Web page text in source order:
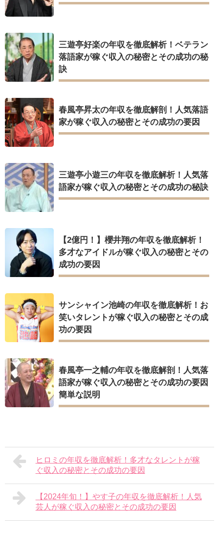
三遊亭好楽の年収を徹底解析！ベテラン
落語家が稼ぐ収入の秘密とその成功の秘
訣
春風亭昇太の年収を徹底解剖！人気落語
家が稼ぐ収入の秘密とその成功の要因
三遊亭小遊三の年収を徹底解析！人気落
語家が稼ぐ収入の秘密とその成功の秘訣
【2億円！】櫻井翔の年収を徹底解析！
多才なアイドルが稼ぐ収入の秘密とその
成功の要因
サンシャイン池崎の年収を徹底解析！お
笑いタレントが稼ぐ収入の秘密とその成
功の要因
春風亭一之輔の年収を徹底解剖！人気落
語家が稼ぐ収入の秘密とその成功の要因
簡単な説明
ヒロミの年収を徹底解析！多才なタレントが稼
ぐ収入の秘密とその成功の要因
【2024年旬！】やす子の年収を徹底解析！人気
芸人が稼ぐ収入の秘密とその成功の要因